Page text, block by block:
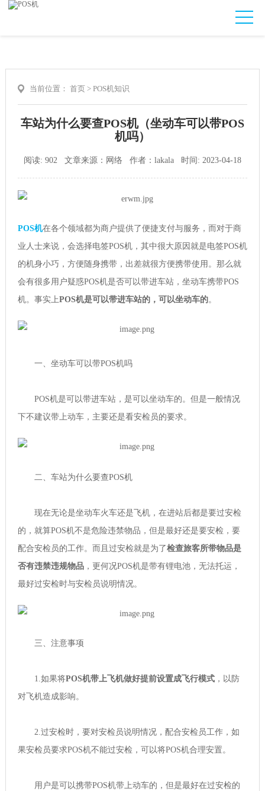
当前位置： 首页> POS机知识
车站为什么要查POS机（坐动车可以带POS
机吗）
阅读: 902 文章来源：网络 作者：lakala 时间: 2023-04-18
POS机在各个领域都为商户提供了便捷支付与服务，而对于商
业人士来说，会选择电签POS机，其中很大原因就是电签POS机
的机身小巧，方便随身携带，出差就很方便携带使用。那么就
会有很多用户疑惑POS机是否可以带进车站，坐动车携带POS
机。事实上POS机是可以带进车站的，可以坐动车的。
一、坐动车可以带POS机吗
POS机是可以带进车站，是可以坐动车的。但是一般情况
下不建议带上动车，主要还是看安检员的要求。
二、车站为什么要查POS机
现在无论是坐动车火车还是飞机，在进站后都是要过安检
的，就算POS机不是危险违禁物品，但是最好还是要安检，要
配合安检员的工作。而且过安检就是为了检查旅客所带物品是
否有违禁违规物品，更何况POS机是带有锂电池，无法托运，
最好过安检时与安检员说明情况。
三、注意事项
1.如果将POS机带上飞机做好提前设置成飞行模式，以防
对飞机造成影响。
2.过安检时，要对安检员说明情况，配合安检员工作，如
果安检员要求POS机不能过安检，可以将POS机合理安置。
用户是可以携带POS机带上动车的，但是最好在过安检的